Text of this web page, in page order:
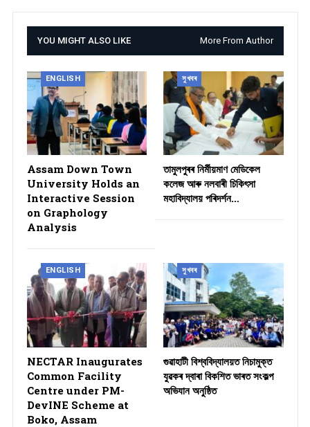
YOU MIGHT ALSO LIKE More From Author
ENGLISH
Assam Down Town
University Holds an
Interactive Session
on Graphology
Analysis
সুখবৰ
তামুলপুৰৰ নিৰ্মীয়মাণ মেডিকেল
কলেজ আৰু নলবাৰী চিকিৎসা
মহাবিদ্যালয় পৰিদৰ্শন…
ENGLISH
NECTAR Inaugurates
Common Facility
Centre under PM-
DevINE Scheme at
Boko, Assam
সুখবৰ
গুৱাহাটী বিশ্ববিদ্যালয়ত নিচামুক্ত
যুৱকৰ দ্বাৰা বিকশিত ভাৰত সংকল্প
অভিযান অনুষ্ঠিত